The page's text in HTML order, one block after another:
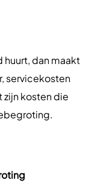
dan maakt
servicekosten
zijn kosten die